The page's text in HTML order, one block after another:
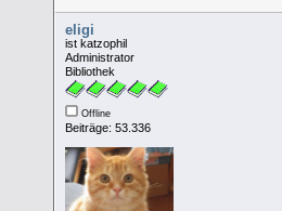
eligi
ist katzophil
Administrator
Bibliothek
Offline
Beiträge: 53.336